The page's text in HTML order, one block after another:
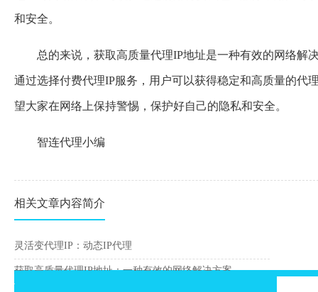
和安全。
总的来说，获取高质量代理IP地址是一种有效的网络解
通过选择付费代理IP服务，用户可以获得稳定和高质量的代
望大家在网络上保持警惕，保护好自己的隐私和安全。
智连代理小编
相关文章内容简介
灵活变代理IP：动态IP代理
获取高质量代理IP地址：一种有效的网络解决方案